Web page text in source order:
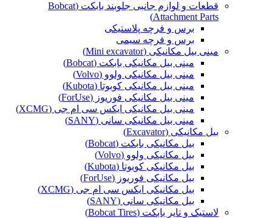
قطعات و لوازم جانبی جلوبند بابکت (Bobcat
Attachment Parts)
برس و فرچه پلاستیکی
برس و فرچه سیمی
مینی بیل مکانیکی (Mini excavator)
مینی بیل مکانیکی بابکت (Bobcat)
مینی بیل مکانیکی ولوو (Volvo)
مینی بیل مکانیکی کوبوتا (Kubota)
مینی بیل مکانیکی فوریوز (ForUse)
مینی بیل مکانیکی ایکس سی ام جی (XCMG)
مینی بیل مکانیکی سانی (SANY)
بیل مکانیکی (Excavator)
بیل مکانیکی بابکت (Bobcat)
بیل مکانیکی ولوو (Volvo)
بیل مکانیکی کوبوتا (Kubota)
بیل مکانیکی فوریوز (ForUse)
بیل مکانیکی ایکس سی ام جی (XCMG)
بیل مکانیکی سانی (SANY)
لاستیک و تایر بابکت (Bobcat Tires)